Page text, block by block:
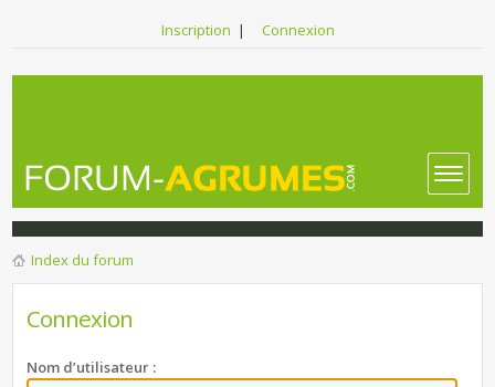
Inscription | Connexion
Index du forum
Connexion
Nom d’utilisateur :